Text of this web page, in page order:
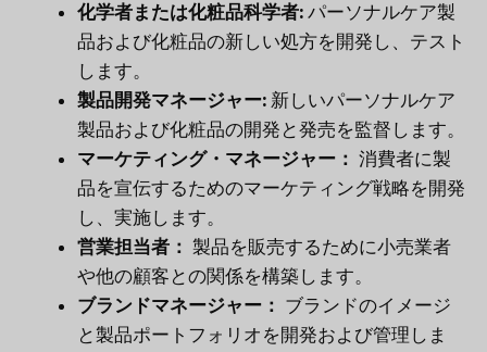
化学者または化粧品科学者: パーソナルケア製
品および化粧品の新しい処方を開発し、テスト
します。
製品開発マネージャー: 新しいパーソナルケア
製品および化粧品の開発と発売を監督します。
マーケティング・マネージャー： 消費者に製
品を宣伝するためのマーケティング戦略を開発
し、実施します。
営業担当者： 製品を販売するために小売業者
や他の顧客との関係を構築します。
ブランドマネージャー： ブランドのイメージ
と製品ポートフォリオを開発および管理しま